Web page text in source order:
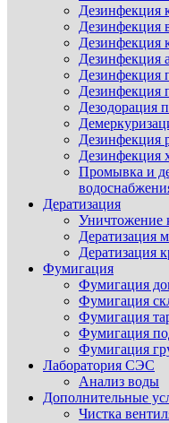
Дезинфекция
Дезинфекция
Дезинфекция
Дезинфекция
Дезинфекция
Дезинфекция
Дезодорация
Дезинфекция
Дезинфекция
Промывка и
Дератизация
Уничтожение
Дератизация
Дератизация
Фумигация
Фумигация
Фумигация
Фумигация
Фумигация
Фумигация
Лаборатория СЭС
Анализ воды
Дополнительные
Чистка